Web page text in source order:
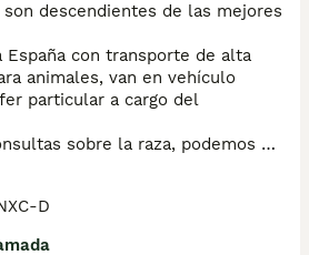
descendientes de las mejores
España con transporte de alta
animales, van en vehículo
particular a cargo del
sobre la raza, podemos
familiar con personas con
ética y responsable, y que por
D